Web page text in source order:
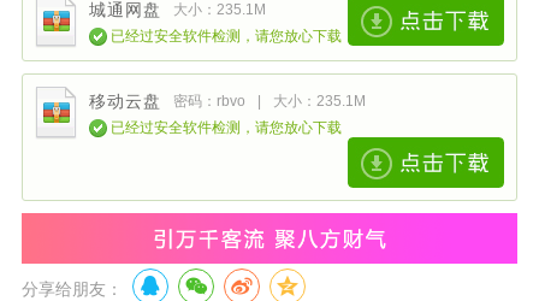
城通网盘
大小：235.1M
已经过安全软件检测，请您放心下载
移动云盘 密码：rbvo
大小：235.1M
已经过安全软件检测，请您放心下载
分享给朋友：